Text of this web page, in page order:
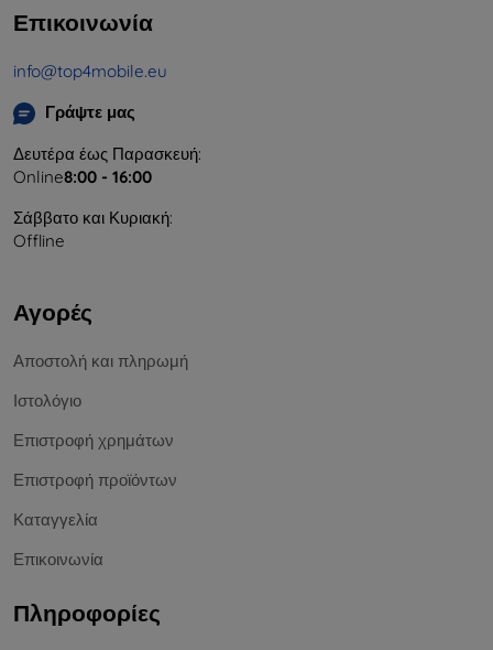
Επικοινωνία
info@top4mobile.eu
Γράψτε μας
Δευτέρα έως Παρασκευή:
Online8:00 - 16:00
Σάββατο και Κυριακή:
Offline
Αγορές
Αποστολή και πληρωμή
Ιστολόγιο
Επιστροφή χρημάτων
Επιστροφή προϊόντων
Καταγγελία
Επικοινωνία
Πληροφορίες